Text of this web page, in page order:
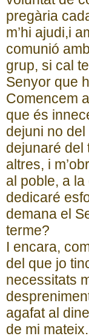
pregària
m’hi ajudi,i
comunió
grup, si cal
Senyor que
Comencem
que és
dejuni no
dejunaré del
altres, i
al poble, a
dedicaré
demana el
terme?
I encara,
del que jo
necessitats
agafat al
de mi